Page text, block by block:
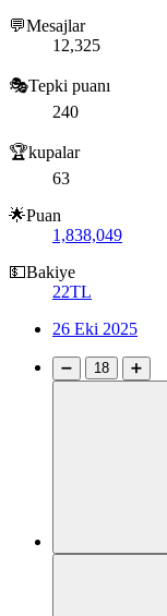
💬Mesajlar
12,325
🎭Tepki puanı
240
🏆kupalar
63
🌟Puan
1,838,049
💵Bakiye
22TL
26 Eki 2025
➖ 18 ➕